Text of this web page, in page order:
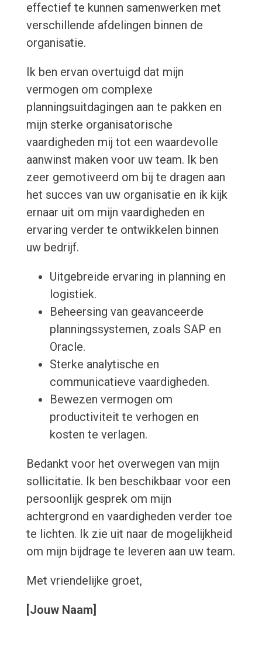
effectief te kunnen samenwerken met
verschillende afdelingen binnen de
organisatie.
Ik ben ervan overtuigd dat mijn
vermogen om complexe
planningsuitdagingen aan te pakken en
mijn sterke organisatorische
vaardigheden mij tot een waardevolle
aanwinst maken voor uw team. Ik ben
zeer gemotiveerd om bij te dragen aan
het succes van uw organisatie en ik kijk
ernaar uit om mijn vaardigheden en
ervaring verder te ontwikkelen binnen
uw bedrijf.
Uitgebreide ervaring in planning en
logistiek.
Beheersing van geavanceerde
planningssystemen, zoals SAP en
Oracle.
Sterke analytische en
communicatieve vaardigheden.
Bewezen vermogen om
productiviteit te verhogen en
kosten te verlagen.
Bedankt voor het overwegen van mijn
sollicitatie. Ik ben beschikbaar voor een
persoonlijk gesprek om mijn
achtergrond en vaardigheden verder toe
te lichten. Ik zie uit naar de mogelijkheid
om mijn bijdrage te leveren aan uw team.
Met vriendelijke groet,
[Jouw Naam]